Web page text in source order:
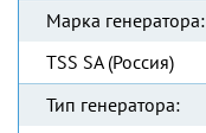
Марка генератора:
TSS SA (Россия)
Тип генератора: